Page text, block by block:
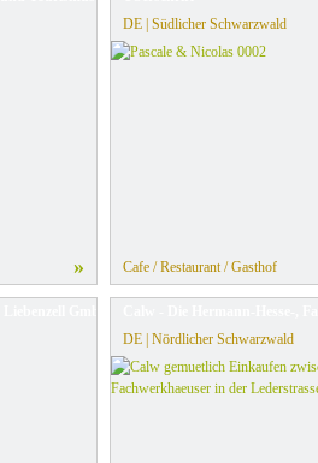
»
DE | Südlicher Schwarzwald
Cafe / Restaurant / Gasthof
DE | Nördlicher Schwarzwald